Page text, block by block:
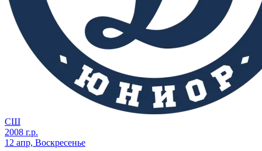
СШ
2008 г.р.
12 апр, Воскресенье